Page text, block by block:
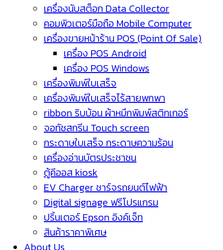
เครื่องนับสต็อก Data Collector
คอมพิวเตอร์มือถือ Mobile Computer
เครื่องขายหน้าร้าน POS (Point Of Sale)
เครื่อง POS Android
เครื่อง POS Windows
เครื่องพิมพ์ใบเสร็จ
เครื่องพิมพ์ใบเสร็จไร้สายพกพา
ribbon ริบบ้อน ผ้าหมึกพิมพ์สติกเกอร์
จอทัชสกรีน Touch screen
กระดาษใบเสร็จ กระดาษความร้อน
เครื่องอ่านบัตรประชาชน
ตู้คีออส kiosk
EV Charger ชาร์จรถยนต์ไฟฟ้า
Digital signage ฟรีโปรแกรม
ปริ้นเตอร์ Epson อิงค์เจ็ท
สินค้าราคาพิเศษ
About Us